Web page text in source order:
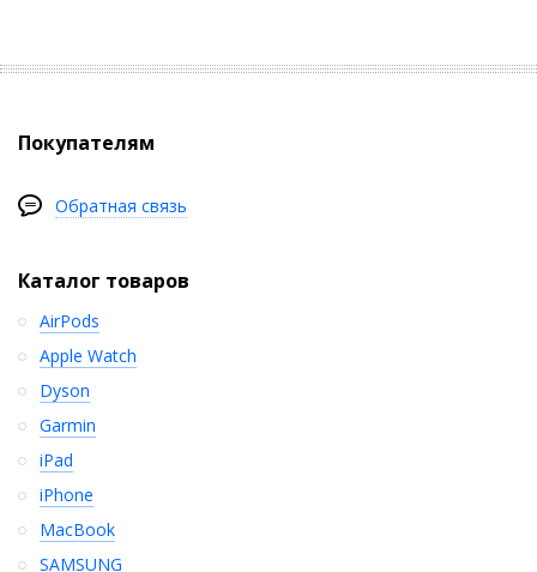
Покупателям
Обратная связь
Каталог товаров
AirPods
Apple Watch
Dyson
Garmin
iPad
iPhone
MacBook
SAMSUNG